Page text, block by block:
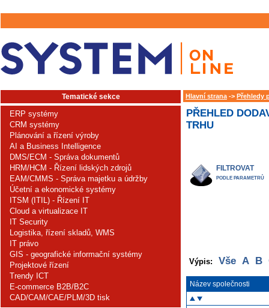
Tematické sekce
ERP systémy
CRM systémy
Plánování a řízení výroby
AI a Business Intelligence
DMS/ECM - Správa dokumentů
HRM/HCM - Řízení lidských zdrojů
EAM/CMMS - Správa majetku a údržby
Účetní a ekonomické systémy
ITSM (ITIL) - Řízení IT
Cloud a virtualizace IT
IT Security
Logistika, řízení skladů, WMS
IT právo
GIS - geografické informační systémy
Projektové řízení
Trendy ICT
E-commerce B2B/B2C
CAD/CAM/CAE/PLM/3D tisk
Hlavní strana -> Přehledy
PŘEHLED
TRHU
FILTROVAT
PODLE PARAMETRŮ
Výpis: Vše A B
Název společnosti